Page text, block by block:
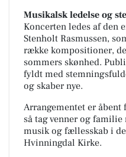
Musikalsk ledelse og
Koncerten ledes af den
Stenholt Rasmussen,
række kompositioner,
sommers skønhed.
fyldt med
og skaber nye.
Arrangementet er
så tag venner og
musik og fællesskab i
Hvinningdal Kirke.